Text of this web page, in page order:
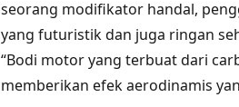
seorang modifikator handal,
yang futuristik dan juga ringan
“Bodi motor yang terbuat dari
memberikan efek aerodinamis